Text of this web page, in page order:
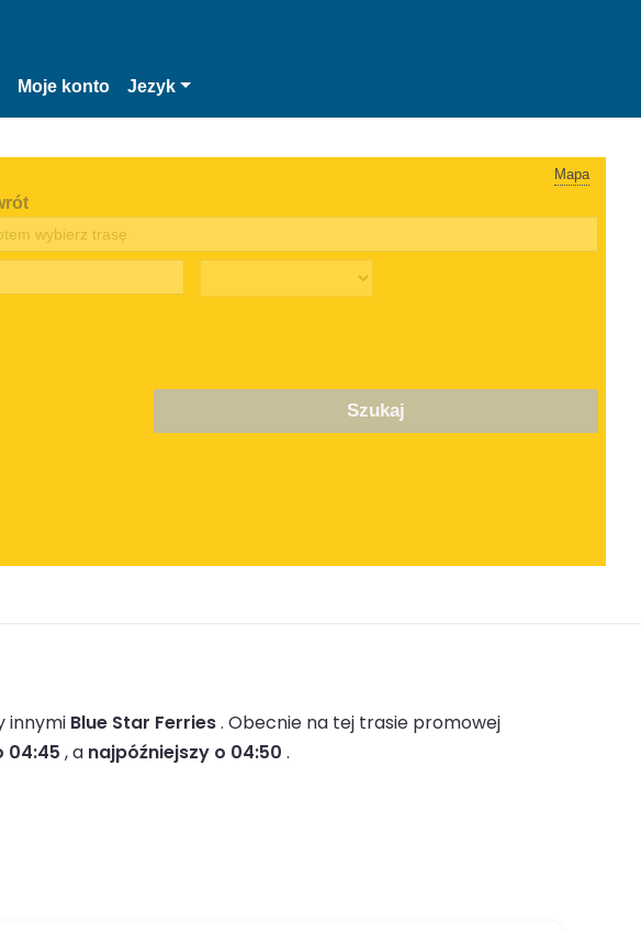
Moje konto Jezyk
Mapa
Szukaj
innymi Blue Star Ferries. Obecnie na tej trasie promowej
04:45 , a najpóźniejszy o 04:50 .